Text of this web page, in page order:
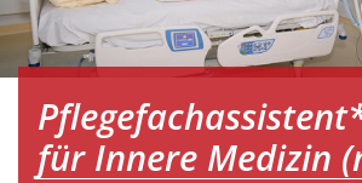
für Innere Medizin